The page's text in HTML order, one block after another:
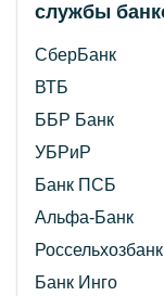
службы
СберБанк
ВТБ
ББР Банк
УБРиР
Банк ПСБ
Альфа-Банк
Россельхозбанк
Банк Инго